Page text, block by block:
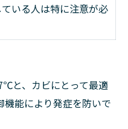
いる人は特に注意が必
と、カビにとって最適
能により発症を防いで